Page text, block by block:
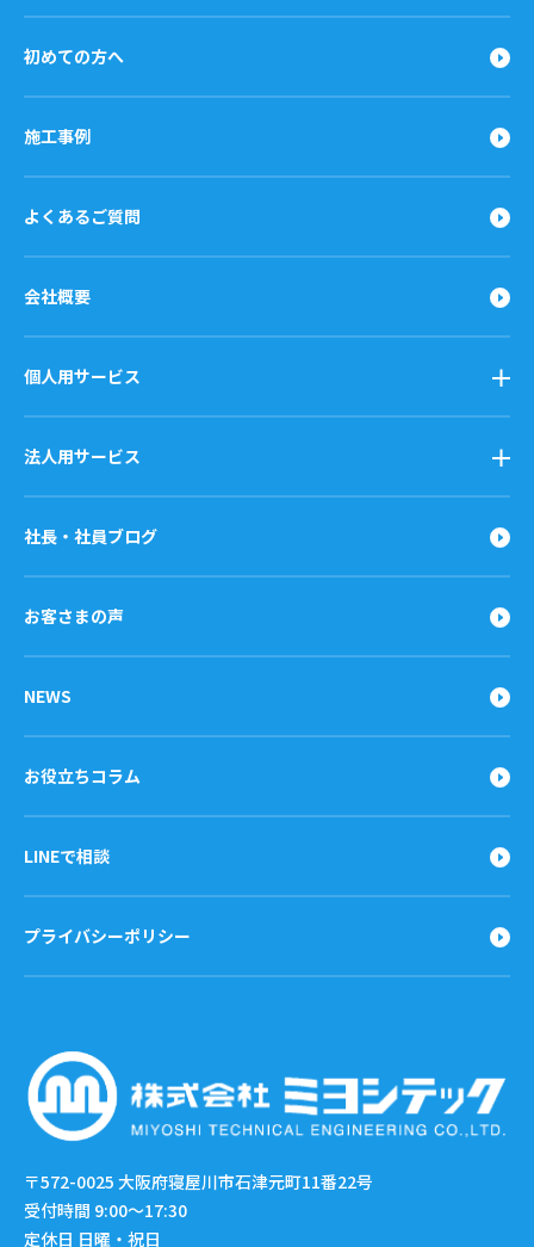
初めての方へ
施工事例
よくあるご質問
会社概要
個人用サービス
法人用サービス
社長・社員ブログ
お客さまの声
NEWS
お役立ちコラム
LINEで相談
プライバシーポリシー
〒572-0025 大阪府寝屋川市石津元町11番22号
受付時間 9:00〜17:30
定休日 日曜・祝日